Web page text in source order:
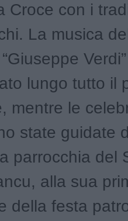
Croce con i
La musica
lungo tutto il
mentre le
state guidate
parrocchia del
alla sua
della festa